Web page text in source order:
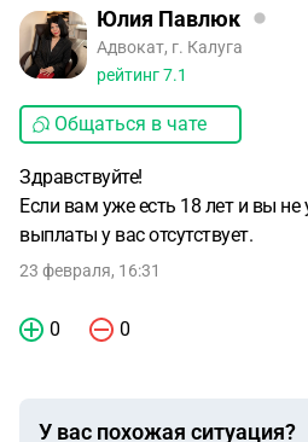
Юлия Павлюк
Адвокат, г. Калуга
рейтинг7.1
Общаться в чате
Здравствуйте!
Если вам уже есть 18 лет и вы не
выплаты у вас отсутствует.
23 февраля, 16:31
0 0
У вас похожая ситуация?